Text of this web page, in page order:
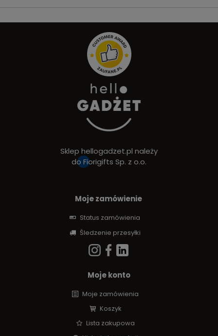
Sklep hellogadzet.pl należy
do Fiorigifts Sp. z o.o.
Moje zamówienie
Status zamówienia
Śledzenie przesyłki
Moje konto
Moje zamówienia
Koszyk
Lista zakupowa